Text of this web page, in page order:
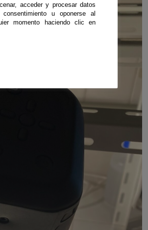
acceder y procesar datos
u oponerse al
momento haciendo clic en